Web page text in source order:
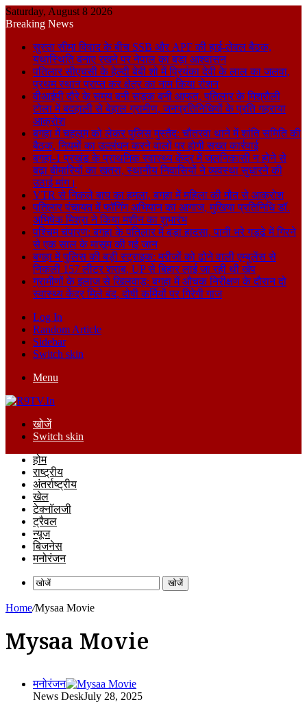
Saturday, August 8 2026
Breaking News
सुस्ता सीमा विवाद के बीच SSB और APF की हाई-लेवल बैठक,
यथास्थिति बनाए रखने पर नेपाल का बड़ा आश्वासन
पतिलार सीएचसी के हेल्दी बेबी शो में प्रियंका देवी के लाल का जलवा,
प्रथम स्थान प्राप्त कर क्षेत्र का नाम किया रोशन
वीआईपी दौरे के समय बनी सड़क बनी आफत, पतिलार के मिश्रौली
टोला में बदहाली से बेहाल ग्रामीण, जनप्रतिनिधियों के प्रति गहराया
आक्रोश
बगहा में चहलूम को लेकर पुलिस मुस्तैद: चौतरवा थाने में शांति समिति की
बैठक, नियमों का उल्लंघन करने वालों पर होगी सख्त कार्रवाई
बगहा-1 प्रखंड के प्राथमिक स्वास्थ्य केंद्र में जलनिकासी न होने से
बढ़ा बीमारियों का खतरा, स्थानीय निवासियों ने व्यवस्था सुधारने की
उठाई मांग।
VTR से निकले बाघ का हमला, बगहा में महिला की मौत से आक्रोश
पतिलार पंचायत में फॉगिंग अभियान का आगाज, मुखिया प्रतिनिधि डॉ.
अभिषेक मिश्रा ने किया मशीन का शुभारंभ
पश्चिम चंपारण: बगहा के पतिलार में बड़ा हादसा, पानी भरे गड्ढे में गिरने
से एक साल के मासूम की गई जान
बगहा में पुलिस की बड़ी स्ट्राइक: मरीजों को ढोने वाली एम्बुलेंस से
निकली 157 लीटर शराब, UP से बिहार लाई जा रही थी खेप
ग्रामीणों के इलाज से खिलवाड़: बगहा में औचक निरीक्षण के दौरान दो
स्वास्थ्य केंद्र मिले बंद, दोषी कर्मियों पर गिरेगी गाज
Log In
Random Article
Sidebar
Switch skin
Menu
खोजें
Switch skin
होम
राष्ट्रीय
अंतर्राष्ट्रीय
खेल
टेक्नॉलजी
ट्रैवल
न्यूज
बिजनेस
मनोरंजन
खोजें
Home/Mysaa Movie
Mysaa Movie
मनोरंजन
News DeskJuly 28, 2025